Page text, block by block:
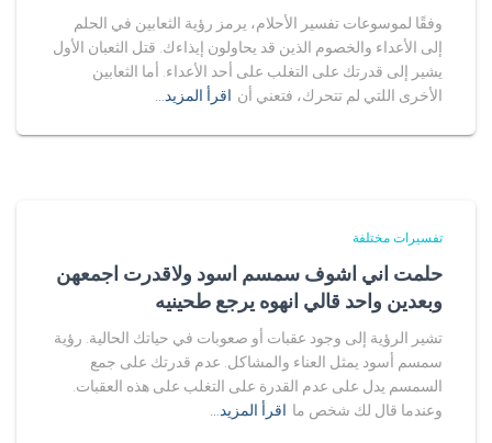
وفقًا لموسوعات تفسير الأحلام، يرمز رؤية الثعابين في الحلم
إلى الأعداء والخصوم الذين قد يحاولون إيذاءك. قتل الثعبان الأول
يشير إلى قدرتك على التغلب على أحد الأعداء. أما الثعابين
الأخرى اللتي لم تتحرك، فتعني أن اقرأ المزيد…
تفسيرات مختلفة
حلمت اني اشوف سمسم اسود ولاقدرت اجمعهن
وبعدين واحد قالي انهوه يرجع طحينيه
تشير الرؤية إلى وجود عقبات أو صعوبات في حياتك الحالية. رؤية
سمسم أسود يمثل العناء والمشاكل. عدم قدرتك على جمع
السمسم يدل على عدم القدرة على التغلب على هذه العقبات.
وعندما قال لك شخص ما اقرأ المزيد…